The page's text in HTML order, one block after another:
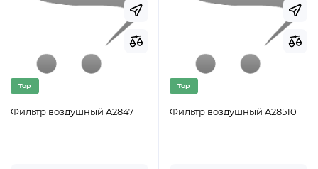
Top
Фильтр воздушный A2847
Top
Фильтр воздушный A28510